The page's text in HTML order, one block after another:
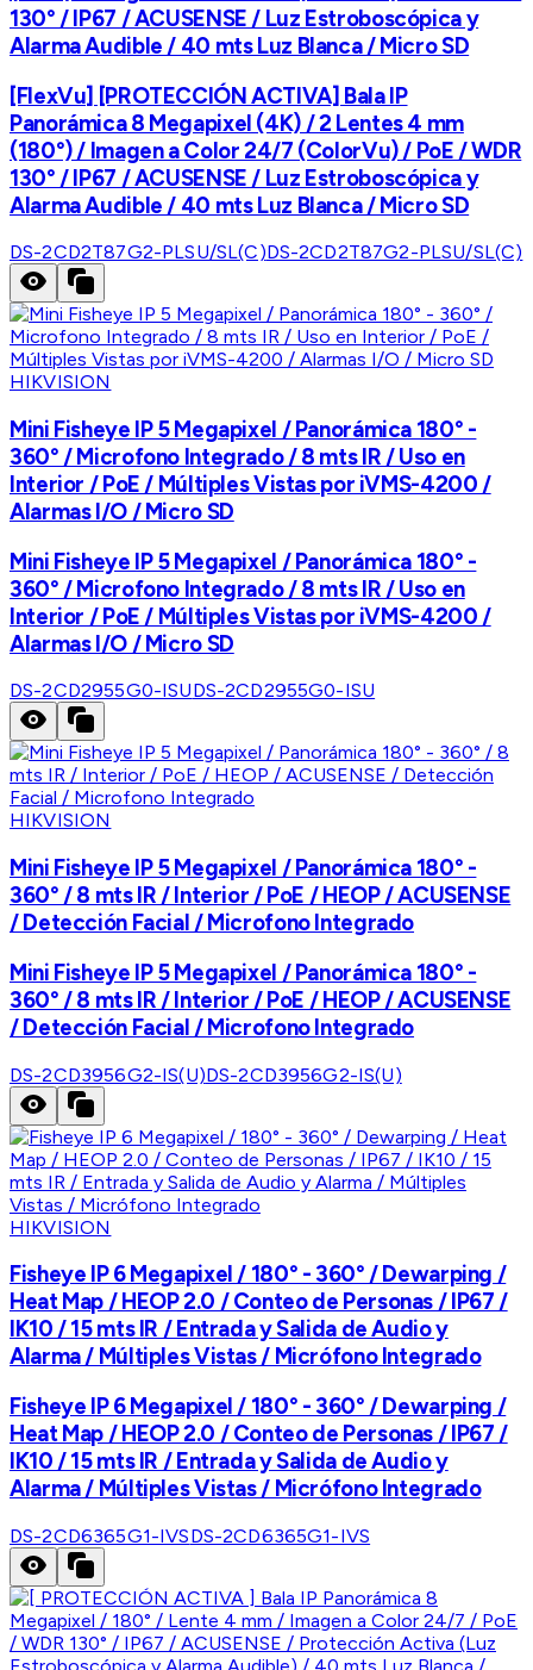
130° / IP67 / ACUSENSE / Luz Estroboscópica y
Alarma Audible / 40 mts Luz Blanca / Micro SD
[FlexVu] [PROTECCIÓN ACTIVA] Bala IP
Panorámica 8 Megapixel (4K) / 2 Lentes 4 mm
(180°) / Imagen a Color 24/7 (ColorVu) / PoE / WDR
130° / IP67 / ACUSENSE / Luz Estroboscópica y
Alarma Audible / 40 mts Luz Blanca / Micro SD
DS-2CD2T87G2-PLSU/SL(C)DS-2CD2T87G2-PLSU/SL(C)
HIKVISION
Mini Fisheye IP 5 Megapixel / Panorámica 180° -
360° / Microfono Integrado / 8 mts IR / Uso en
Interior / PoE / Múltiples Vistas por iVMS-4200 /
Alarmas I/O / Micro SD
Mini Fisheye IP 5 Megapixel / Panorámica 180° -
360° / Microfono Integrado / 8 mts IR / Uso en
Interior / PoE / Múltiples Vistas por iVMS-4200 /
Alarmas I/O / Micro SD
DS-2CD2955G0-ISUDS-2CD2955G0-ISU
HIKVISION
Mini Fisheye IP 5 Megapixel / Panorámica 180° -
360° / 8 mts IR / Interior / PoE / HEOP / ACUSENSE
/ Detección Facial / Microfono Integrado
Mini Fisheye IP 5 Megapixel / Panorámica 180° -
360° / 8 mts IR / Interior / PoE / HEOP / ACUSENSE
/ Detección Facial / Microfono Integrado
DS-2CD3956G2-IS(U)DS-2CD3956G2-IS(U)
HIKVISION
Fisheye IP 6 Megapixel / 180° - 360° / Dewarping /
Heat Map / HEOP 2.0 / Conteo de Personas / IP67 /
IK10 / 15 mts IR / Entrada y Salida de Audio y
Alarma / Múltiples Vistas / Micrófono Integrado
Fisheye IP 6 Megapixel / 180° - 360° / Dewarping /
Heat Map / HEOP 2.0 / Conteo de Personas / IP67 /
IK10 / 15 mts IR / Entrada y Salida de Audio y
Alarma / Múltiples Vistas / Micrófono Integrado
DS-2CD6365G1-IVSDS-2CD6365G1-IVS